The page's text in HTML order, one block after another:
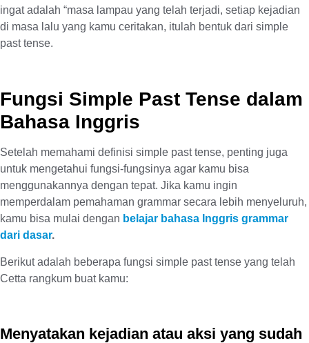
ingat adalah “masa lampau yang telah terjadi, setiap kejadian
di masa lalu yang kamu ceritakan, itulah bentuk dari simple
past tense.
Fungsi Simple Past Tense dalam
Bahasa Inggris
Setelah memahami definisi simple past tense, penting juga
untuk mengetahui fungsi-fungsinya agar kamu bisa
menggunakannya dengan tepat. Jika kamu ingin
memperdalam pemahaman grammar secara lebih menyeluruh,
kamu bisa mulai dengan belajar bahasa Inggris grammar
dari dasar.
Berikut adalah beberapa fungsi simple past tense yang telah
Cetta rangkum buat kamu:
Menyatakan kejadian atau aksi yang sudah